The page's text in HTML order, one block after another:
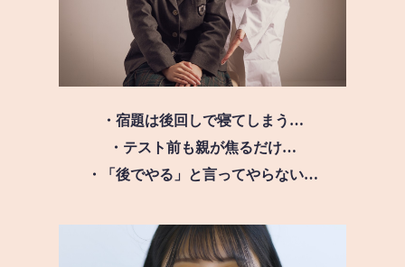
・宿題は後回しで寝てしまう…
・テスト前も親が焦るだけ…
・「後でやる」と言ってやらない…